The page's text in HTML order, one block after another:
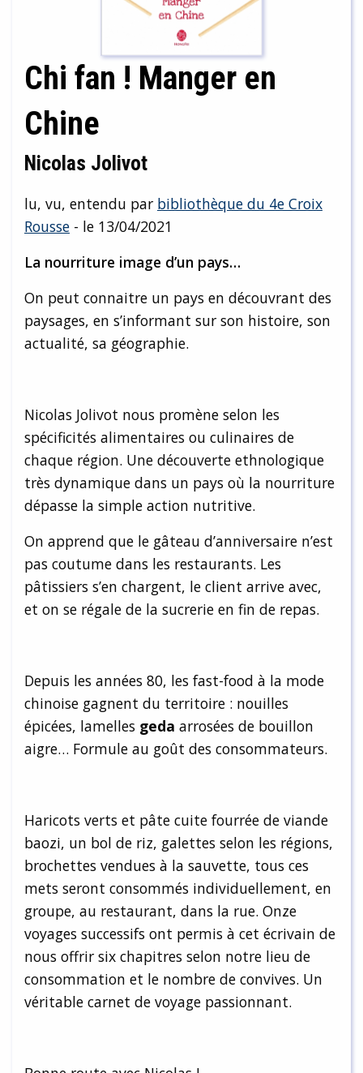
Chi fan ! Manger en
Chine
Nicolas Jolivot
lu, vu, entendu par bibliothèque du 4e Croix
Rousse - le 13/04/2021
La nourriture image d’un pays…
On peut connaitre un pays en découvrant des
paysages, en s’informant sur son histoire, son
actualité, sa géographie.
Nicolas Jolivot nous promène selon les
spécificités alimentaires ou culinaires de
chaque région. Une découverte ethnologique
très dynamique dans un pays où la nourriture
dépasse la simple action nutritive.
On apprend que le gâteau d’anniversaire n’est
pas coutume dans les restaurants. Les
pâtissiers s’en chargent, le client arrive avec,
et on se régale de la sucrerie en fin de repas.
Depuis les années 80, les fast-food à la mode
chinoise gagnent du territoire : nouilles
épicées, lamelles geda arrosées de bouillon
aigre… Formule au goût des consommateurs.
Haricots verts et pâte cuite fourrée de viande
baozi, un bol de riz, galettes selon les régions,
brochettes vendues à la sauvette, tous ces
mets seront consommés individuellement, en
groupe, au restaurant, dans la rue. Onze
voyages successifs ont permis à cet écrivain de
nous offrir six chapitres selon notre lieu de
consommation et le nombre de convives. Un
véritable carnet de voyage passionnant.